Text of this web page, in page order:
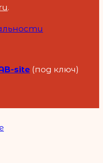
.
site (под ключ)